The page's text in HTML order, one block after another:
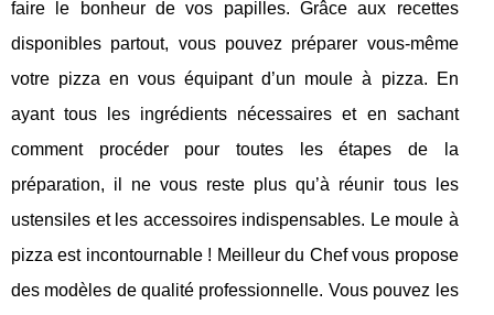
faire le bonheur de vos papilles. Grâce aux recettes
disponibles partout, vous pouvez préparer vous-même
votre pizza en vous équipant d’un moule à pizza. En
ayant tous les ingrédients nécessaires et en sachant
comment procéder pour toutes les étapes de la
préparation, il ne vous reste plus qu’à réunir tous les
ustensiles et les accessoires indispensables. Le moule à
pizza est incontournable ! Meilleur du Chef vous propose
des modèles de qualité professionnelle. Vous pouvez les